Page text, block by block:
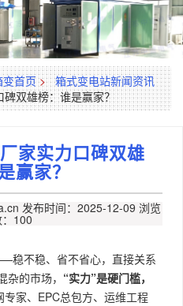
首页 >
箱式变电站新闻资讯
双雄榜：谁是赢家？
家实力口碑双雄
赢家？
发布时间：2025-12-09 浏览
：100
稳不稳、省不省心，直接关系
的市场， “实力”是硬门槛，
专家、EPC总包方、运维工程